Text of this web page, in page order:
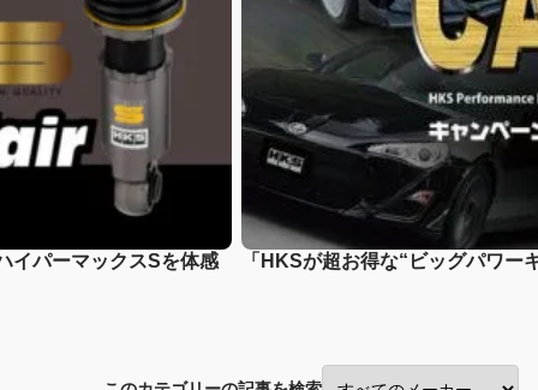
イパーマックスSを体感 「HKSが超お得な“ビッグパワ